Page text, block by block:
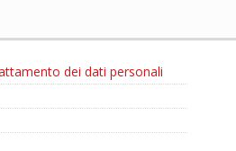
dei dati personali